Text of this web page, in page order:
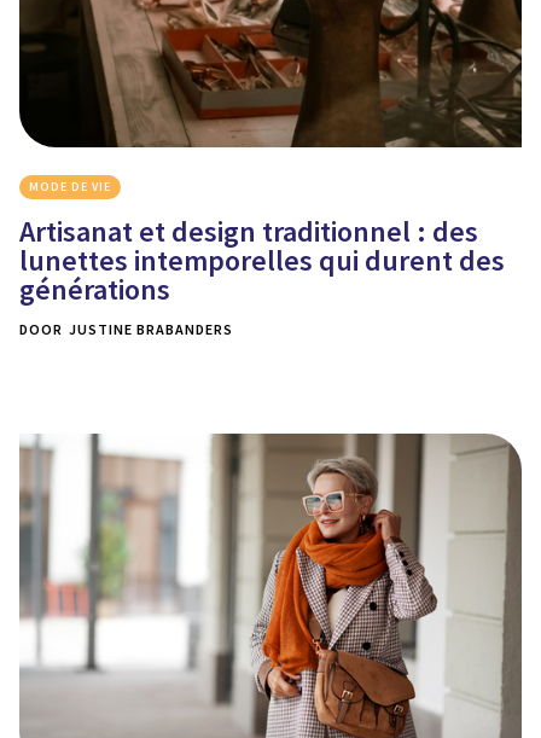
MODE DE VIE
Artisanat et design traditionnel : des
lunettes intemporelles qui durent des
générations
DOOR JUSTINE BRABANDERS